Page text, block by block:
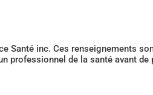
inc. Ces renseignements
de la santé avant